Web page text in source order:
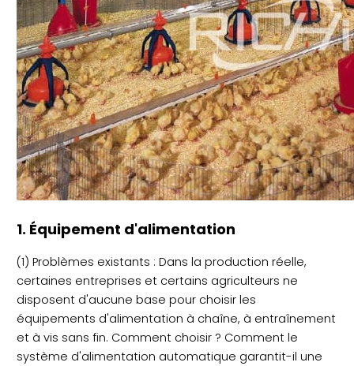
1. Équipement d'alimentation
(1) Problèmes existants : Dans la production réelle,
certaines entreprises et certains agriculteurs ne
disposent d'aucune base pour choisir les
équipements d'alimentation à chaîne, à entraînement
et à vis sans fin. Comment choisir ? Comment le
système d'alimentation automatique garantit-il une